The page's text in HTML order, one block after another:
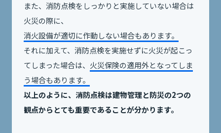
また、消防点検をしっかりと実施していない場合は
火災の際に、
消火設備が適切に作動しない場合もあります。
それに加えて、消防点検を実施せずに火災が起こっ
てしまった場合は、 火災保険の適用外となってしま
う場合もあります。
以上のように、消防点検は建物管理と防災の2つの
観点からとても重要であることが分かります。